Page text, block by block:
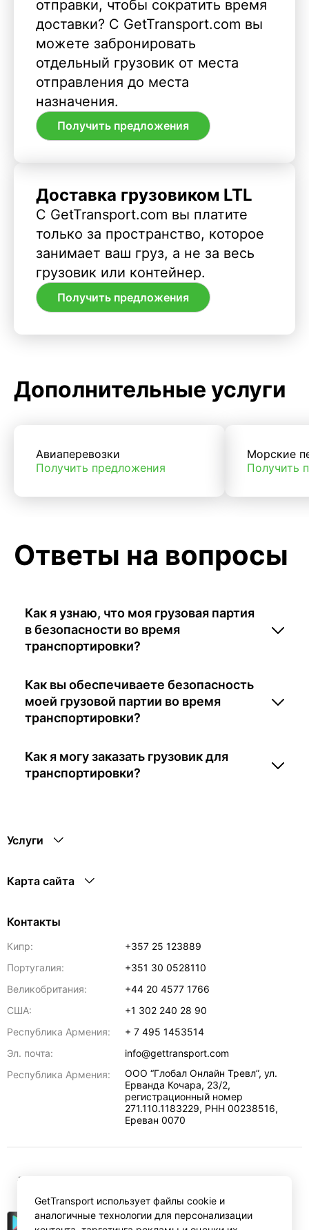
отправки, чтобы сократить время
доставки? С GetTransport.com вы
можете забронировать
отдельный грузовик от места
отправления до места
назначения.
Получить предложения
Доставка грузовиком LTL
С GetTransport.com вы платите
только за пространство, которое
занимает ваш груз, а не за весь
грузовик или контейнер.
Получить предложения
Дополнительные услуги
Авиаперевозки
Получить предложения
Морские
Получить
Ответы на вопросы
Как я узнаю, что моя грузовая партия
в безопасности во время
транспортировки?
Как вы обеспечиваете безопасность
моей грузовой партии во время
транспортировки?
Как я могу заказать грузовик для
транспортировки?
Услуги
Карта сайта
Контакты
Кипр:
+357 25 123889
Португалия:
+351 30 0528110
Великобритания:
+44 20 4577 1766
США:
+1 302 240 28 90
Республика Армения:
+ 7 495 1453514
Эл. почта:
info@gettransport.com
Республика Армения:
ООО “Глобал Онлайн Тревл”, ул.
Ерванда Кочара, 23/2,
регистрационный номер
271.110.1183229, РНН 00238516,
Ереван 0070
₽
GetTransport использует файлы cookie и
аналогичные технологии для персонализации